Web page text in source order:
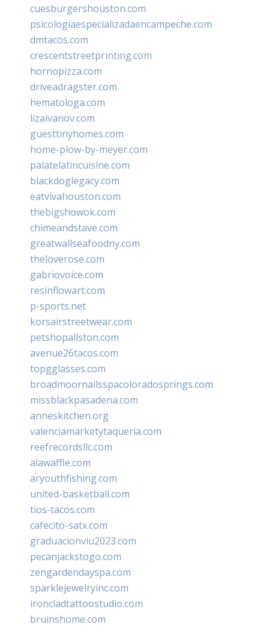
cuesburgershouston.com
psicologiaespecializadaencampeche.com
dmtacos.com
crescentstreetprinting.com
hornopizza.com
driveadragster.com
hematologa.com
lizaivanov.com
guesttinyhomes.com
home-plow-by-meyer.com
palatelatincuisine.com
blackdoglegacy.com
eatvivahouston.com
thebigshowok.com
chimeandstave.com
greatwallseafoodny.com
theloverose.com
gabriovoice.com
resinflowart.com
p-sports.net
korsairstreetwear.com
petshopallston.com
avenue26tacos.com
topgglasses.com
broadmoornailsspacoloradosprings.com
missblackpasadena.com
anneskitchen.org
valenciamarketytaqueria.com
reefrecordsllc.com
alawaffle.com
aryouthfishing.com
united-basketball.com
tios-tacos.com
cafecito-satx.com
graduacionviu2023.com
pecanjackstogo.com
zengardendayspa.com
sparklejewelryinc.com
ironcladtattoostudio.com
bruinshome.com